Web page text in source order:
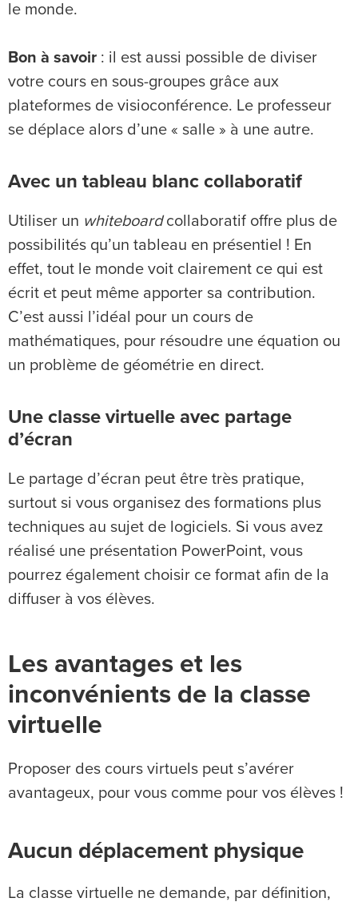
le monde.
Bon à savoir : il est aussi possible de diviser
votre cours en sous-groupes grâce aux
plateformes de visioconférence. Le professeur
se déplace alors d’une « salle » à une autre.
Avec un tableau blanc collaboratif
Utiliser un whiteboardcollaboratif offre plus de
possibilités qu’un tableau en présentiel ! En
effet, tout le monde voit clairement ce qui est
écrit et peut même apporter sa contribution.
C’est aussi l’idéal pour un cours de
mathématiques, pour résoudre une équation ou
un problème de géométrie en direct.
Une classe virtuelle avec partage
d’écran
Le partage d’écran peut être très pratique,
surtout si vous organisez des formations plus
techniques au sujet de logiciels. Si vous avez
réalisé une présentation PowerPoint, vous
pourrez également choisir ce format afin de la
diffuser à vos élèves.
Les avantages et les
inconvénients de la classe
virtuelle
Proposer des cours virtuels peut s’avérer
avantageux, pour vous comme pour vos élèves !
Aucun déplacement physique
La classe virtuelle ne demande, par définition,